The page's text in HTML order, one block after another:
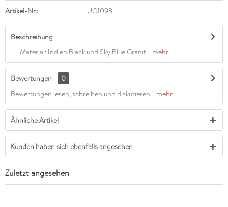
Artikel-Nr.: UG1093
Beschreibung
Material: Indien Black und Sky Blue Granit... mehr
Bewertungen
0
Bewertungen lesen, schreiben und diskutieren... mehr
Ähnliche Artikel
Kunden haben sich ebenfalls angesehen
Zuletzt angesehen